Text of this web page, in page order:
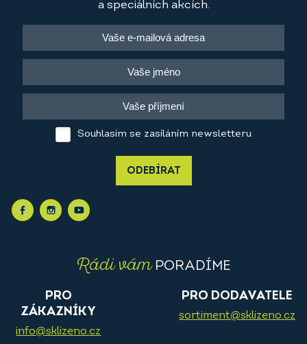
a speciálních akcích.
Souhlasím se zasíláním newsletteru
ODEBÍRAT
Rádi vámPORADÍME
PRO
ZÁKAZNÍKY
info@sklizeno.cz
PRO DODAVATELE
sortiment@sklizeno.cz